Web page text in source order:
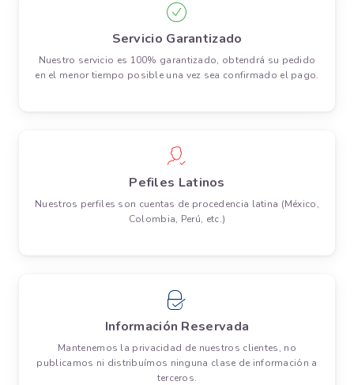
Servicio Garantizado
Nuestro servicio es 100% garantizado, obtendrá su pedido
en el menor tiempo posible una vez sea confirmado el pago.
Pefiles Latinos
Nuestros perfiles son cuentas de procedencia latina (México,
Colombia, Perú, etc.)
Información Reservada
Mantenemos la privacidad de nuestros clientes, no
publicamos ni distribuímos ninguna clase de información a
terceros.